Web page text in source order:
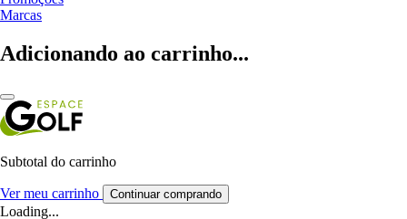
Marcas
Adicionando ao carrinho...
Subtotal do carrinho
Ver meu carrinho Continuar comprando
Loading...